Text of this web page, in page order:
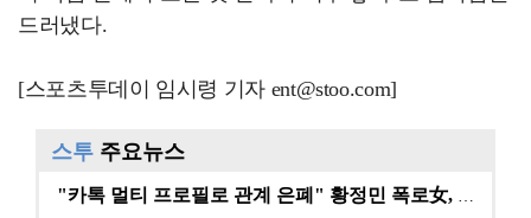
드러냈다.
[스포츠투데이 임시령 기자 ent@stoo.com]
스투 주요뉴스